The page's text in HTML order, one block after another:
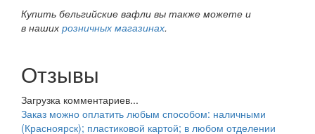
Купить бельгийские вафли вы также можете и
в наших розничных магазинах.
Отзывы
Загрузка комментариев...
Заказ можно оплатить любым способом: наличными
(Красноярск); пластиковой картой; в любом отделении